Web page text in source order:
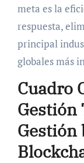
meta es la
respuesta,
principal
globales más
Cuadro
Gestión
Gestión